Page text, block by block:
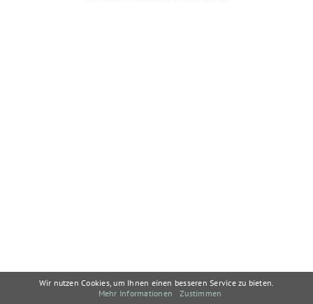
Wir nutzen Cookies, um Ihnen einen besseren Service zu bieten.
Mehr Informationen
Zustimmen